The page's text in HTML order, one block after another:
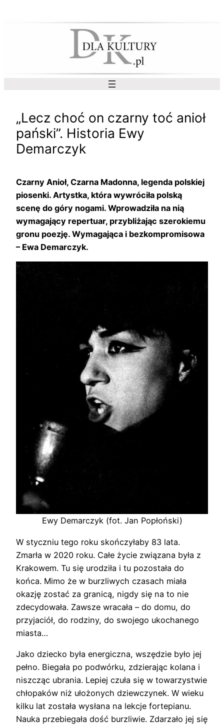
„Lecz choć on czarny toć anioł
pański”. Historia Ewy
Demarczyk
Czarny Anioł, Czarna Madonna, legenda polskiej
piosenki. Artystka, która wywróciła polską
scenę do góry nogami. Wprowadziła na nią
wymagający repertuar, przybliżając szerokiemu
gronu poezję. Wymagająca i bezkompromisowa
– Ewa Demarczyk.
Ewy Demarczyk (fot. Jan Popłoński)
W styczniu tego roku skończyłaby 83 lata.
Zmarła w 2020 roku. Całe życie związana była z
Krakowem. Tu się urodziła i tu pozostała do
końca. Mimo że w burzliwych czasach miała
okazję zostać za granicą, nigdy się na to nie
zdecydowała. Zawsze wracała – do domu, do
przyjaciół, do rodziny, do swojego ukochanego
miasta…
Jako dziecko była energiczna, wszędzie było jej
pełno. Biegała po podwórku, zdzierając kolana i
niszcząc ubrania. Lepiej czuła się w towarzystwie
chłopaków niż ułożonych dziewczynek. W wieku
kilku lat została wysłana na lekcje fortepianu.
Nauka przebiegała dość burzliwie. Zdarzało jej się